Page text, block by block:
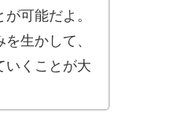
可能だよ。
生かして、
いくことが大